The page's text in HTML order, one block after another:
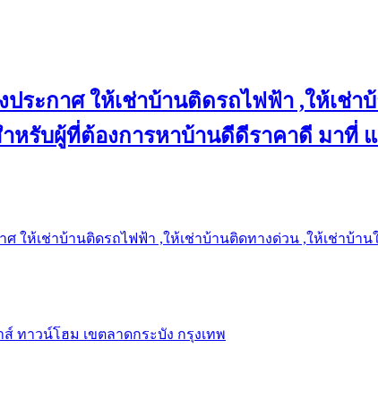
ประกาศ ให้เช่าบ้านติดรถไฟฟ้า ,ให้เช่า
หรับผู้ที่ต้องการหาบ้านดีดีราคาดี มาที่
ศ ให้เช่าบ้านติดรถไฟฟ้า ,ให้เช่าบ้านติดทางด่วน ,ให้เช่าบ้า
ส์ ทาวน์โฮม เขตลาดกระบัง กรุงเทพ